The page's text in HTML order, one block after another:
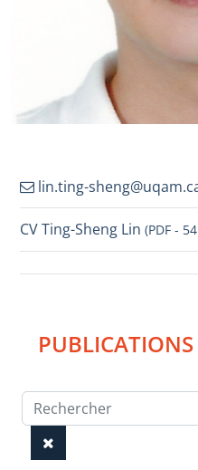
lin.ting-
CV Ting-Sheng Lin (PDF -